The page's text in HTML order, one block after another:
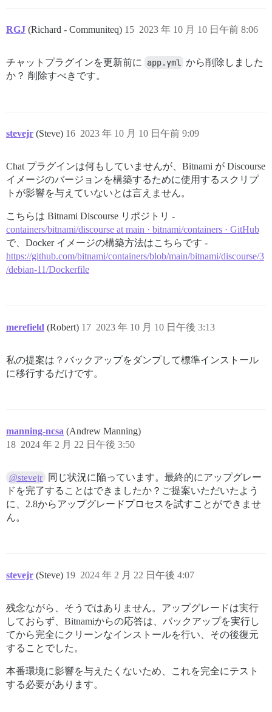
RGJ (Richard - Communiteq) 2023 年 10 月 10 日午前 8:06
15
チャットプラグインを更新前に app.yml から削除しました
か？ 削除すべきです。
stevejr (Steve) 2023 年 10 月 10 日午前 9:09
16
Chat プラグインは何もしていませんが、Bitnami が Discourse
イメージのバージョンを構築するために使用するスクリプ
トが影響を与えていないとは言えません。
こちらは Bitnami Discourse リポジトリ -
containers/bitnami/discourse at main · bitnami/containers · GitHub
で、Docker イメージの構築方法はこちらです -
https://github.com/bitnami/containers/blob/main/bitnami/discourse/3
/debian-11/Dockerfile
merefield (Robert) 2023 年 10 月 10 日午後 3:13
17
私の提案は？バックアップをダンプして標準インストール
に移行するだけです。
manning-ncsa (Andrew Manning)
2024 年 2 月 22 日午後 3:50
18
@stevejr
同じ状況に陥っています。最終的にアップグレー
ドを完了することはできましたか？ご提案いただいたよう
に、2.8からアップグレードプロセスを試すことができませ
ん。
stevejr (Steve) 2024 年 2 月 22 日午後 4:07
19
残念ながら、そうではありません。アップグレードは実行
しておらず、Bitnamiからの応答は、バックアップを実行し
てから完全にクリーンなインストールを行い、その後復元
することでした。
本番環境に影響を与えたくないため、これを完全にテスト
する必要があります。